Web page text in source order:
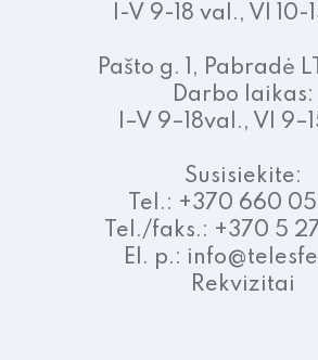
I-V 9-18 val., VI 10-
Pašto g. 1, Pabradė
Darbo laikas:
I–V 9–18val., VI
Susisiekite:
Tel.: +370 660
Tel./faks.: +370 5
El. p.:
Rekvizitai